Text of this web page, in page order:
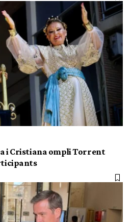
i Cristiana ompli Torrent